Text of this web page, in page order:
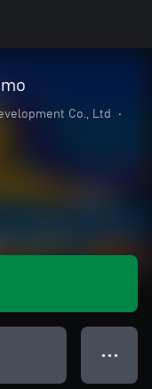
Co., Ltd
•
● ● ●